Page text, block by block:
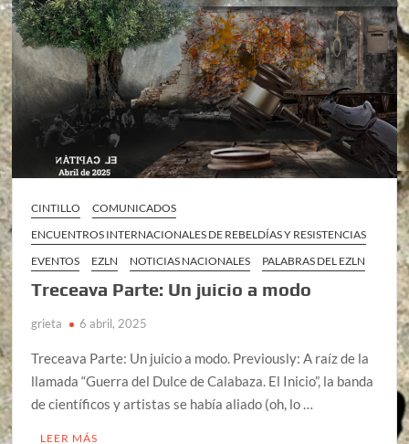
CINTILLO
COMUNICADOS
ENCUENTROS INTERNACIONALES DE REBELDÍAS Y RESISTENCIAS
EVENTOS
EZLN NOTICIAS NACIONALES PALABRAS DEL EZLN
Treceava Parte: Un juicio a modo
grieta 6 abril, 2025
Treceava Parte: Un juicio a modo. Previously: A raíz de la
llamada “Guerra del Dulce de Calabaza. El Inicio”, la banda
de científicos y artistas se había aliado (oh, lo …
LEER MÁS